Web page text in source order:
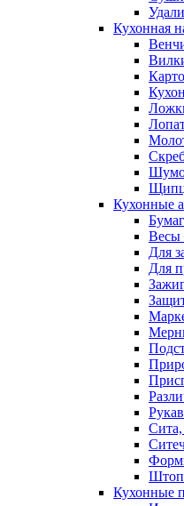
Кухонная
Кухонные
Весы
Для
Для
Кухонные